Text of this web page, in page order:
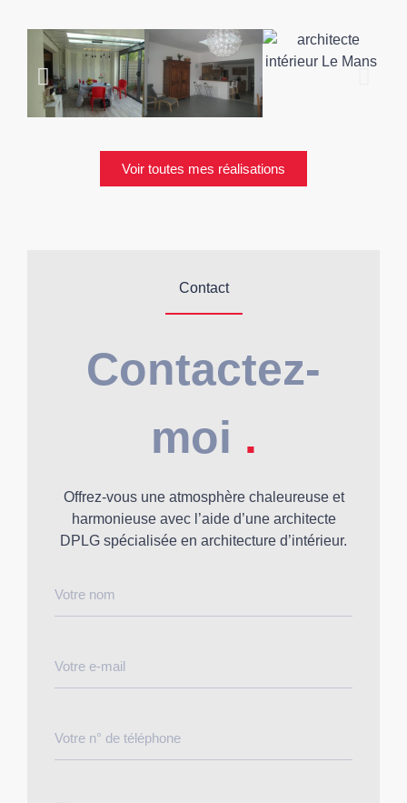
Voir toutes mes réalisations
Contact
Contactez-
moi .
Offrez-vous une atmosphère chaleureuse et
harmonieuse avec l’aide d’une architecte
DPLG spécialisée en architecture d’intérieur.